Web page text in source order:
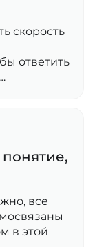
скорость
ответить
все
в этой